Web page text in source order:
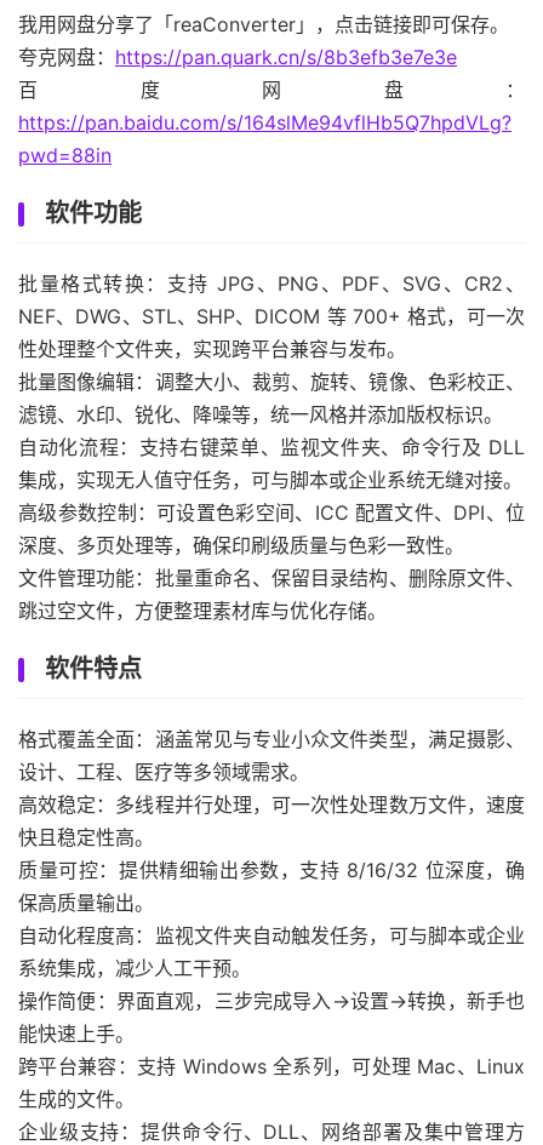
我用网盘分享了「reaConverter」，点击链接即可保存。
夸克网盘： https://pan.quark.cn/s/8b3efb3e7e3e
百度网盘：
https://pan.baidu.com/s/164slMe94vflHb5Q7hpdVLg?
pwd=88in
软件功能
批量格式转换：支持 JPG、PNG、PDF、SVG、CR2、
NEF、DWG、STL、SHP、DICOM 等 700+ 格式，可一次
性处理整个文件夹，实现跨平台兼容与发布。
批量图像编辑：调整大小、裁剪、旋转、镜像、色彩校正、
滤镜、水印、锐化、降噪等，统一风格并添加版权标识。
自动化流程：支持右键菜单、监视文件夹、命令行及 DLL
集成，实现无人值守任务，可与脚本或企业系统无缝对接。
高级参数控制：可设置色彩空间、ICC 配置文件、DPI、位
深度、多页处理等，确保印刷级质量与色彩一致性。
文件管理功能：批量重命名、保留目录结构、删除原文件、
跳过空文件，方便整理素材库与优化存储。
软件特点
格式覆盖全面：涵盖常见与专业小众文件类型，满足摄影、
设计、工程、医疗等多领域需求。
高效稳定：多线程并行处理，可一次性处理数万文件，速度
快且稳定性高。
质量可控：提供精细输出参数，支持 8/16/32 位深度，确
保高质量输出。
自动化程度高：监视文件夹自动触发任务，可与脚本或企业
系统集成，减少人工干预。
操作简便：界面直观，三步完成导入→设置→转换，新手也
能快速上手。
跨平台兼容：支持 Windows 全系列，可处理 Mac、Linux
生成的文件。
企业级支持：提供命令行、DLL、网络部署及集中管理方